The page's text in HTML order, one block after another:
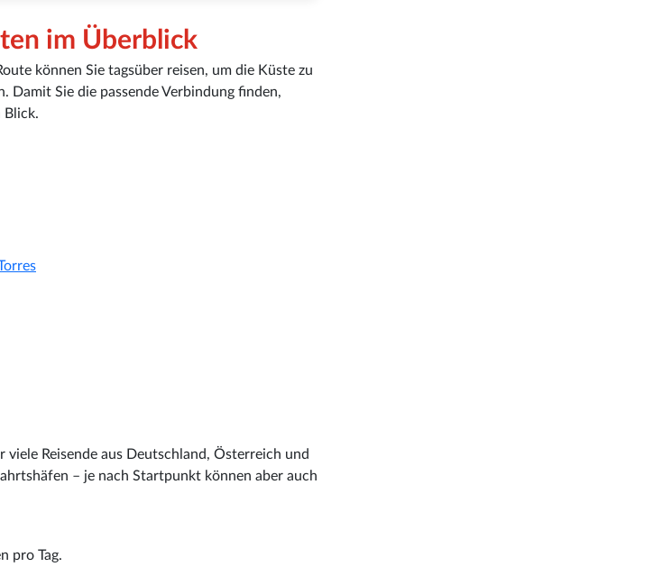
im Überblick
können Sie tagsüber reisen, um die Küste zu
Damit Sie die passende Verbindung finden,
Blick.
viele Reisende aus Deutschland, Österreich und
– je nach Startpunkt können aber auch
pro Tag.